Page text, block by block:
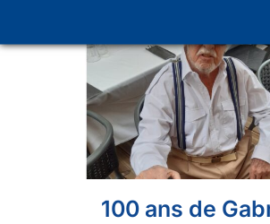
100 ans de